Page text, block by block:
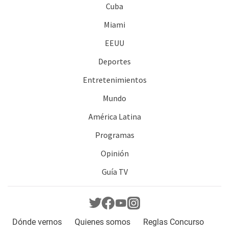
Cuba
Miami
EEUU
Deportes
Entretenimientos
Mundo
América Latina
Programas
Opinión
Guía TV
Dónde vernos Quienes somos
Reglas Concurso